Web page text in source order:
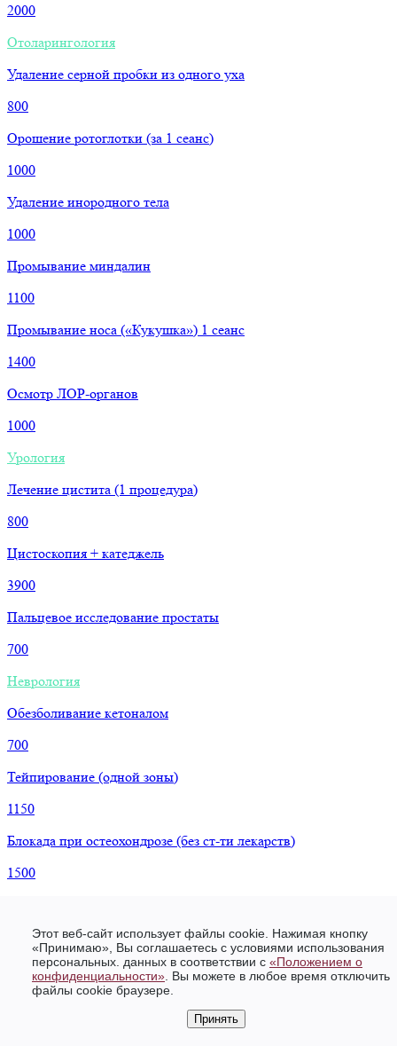
Этот веб-сайт использует файлы cookie. Нажимая кнопку
«Принимаю», Вы соглашаетесь с условиями использования
персональных. данных в соответствии c «Положением о
конфиденциальности» . Вы можете в любое время отключить
файлы cookie браузере.
Принять
2000
Отоларингология
Удаление серной пробки из одного уха
800
Орошение ротоглотки (за 1 сеанс)
1000
Удаление инородного тела
1000
Промывание миндалин
1100
Промывание носа («Кукушка») 1 сеанс
1400
Осмотр ЛОР-органов
1000
Урология
Лечение цистита (1 процедура)
800
Цистоскопия + катеджель
3900
Пальцевое исследование простаты
700
Неврология
Обезболивание кетоналом
700
Тейпирование (одной зоны)
1150
Блокада при остеохондрозе (без ст-ти лекарств)
1500
Рефлексотерапия
1 сеанс рефлексотерапии
1900
Консультация рефлексотерапевта